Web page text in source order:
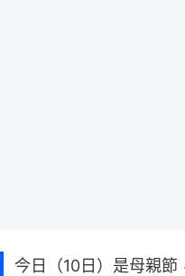
今日（10日）是母親